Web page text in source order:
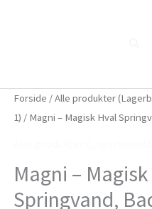
Forside /Alle produkter
1) / Magni – Magisk Hval
Magni –
Springvand,